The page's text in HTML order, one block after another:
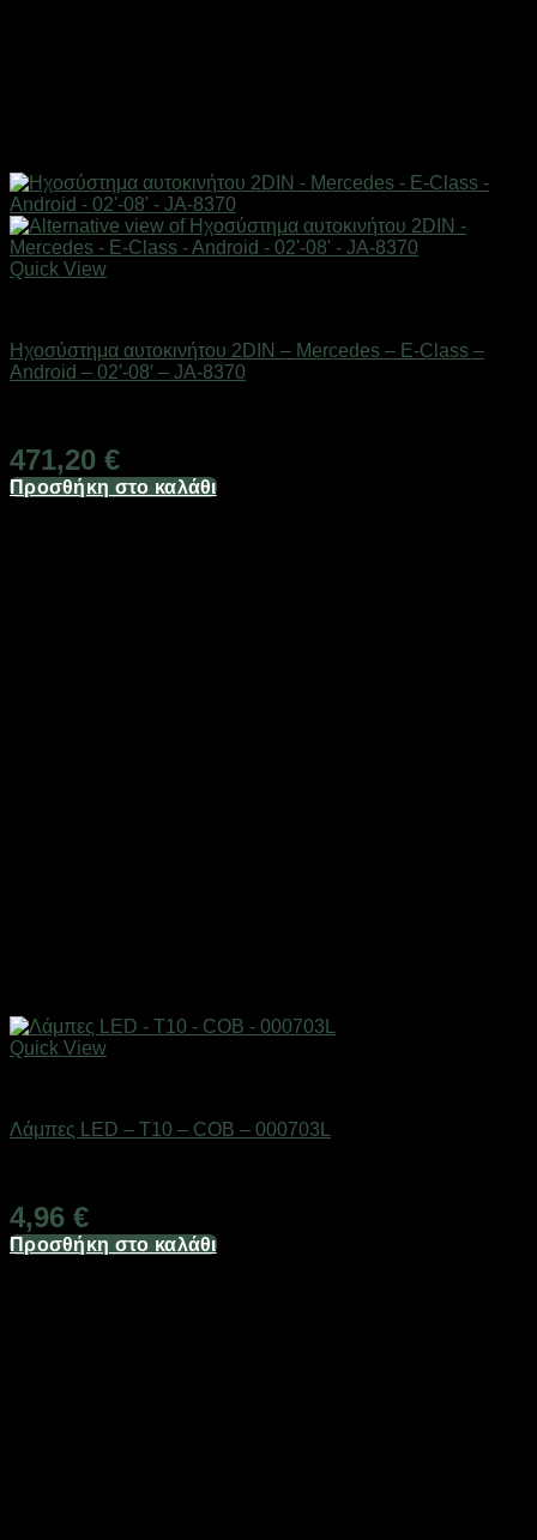
Quick View
Ηχοσύστημα αυτοκινήτου 2DIN – Mercedes – E-Class –
Android – 02′-08′ – JA-8370
471,20 €
Προσθήκη στο καλάθι
Quick View
Λάμπες LED – T10 – COB – 000703L
4,96 €
Προσθήκη στο καλάθι